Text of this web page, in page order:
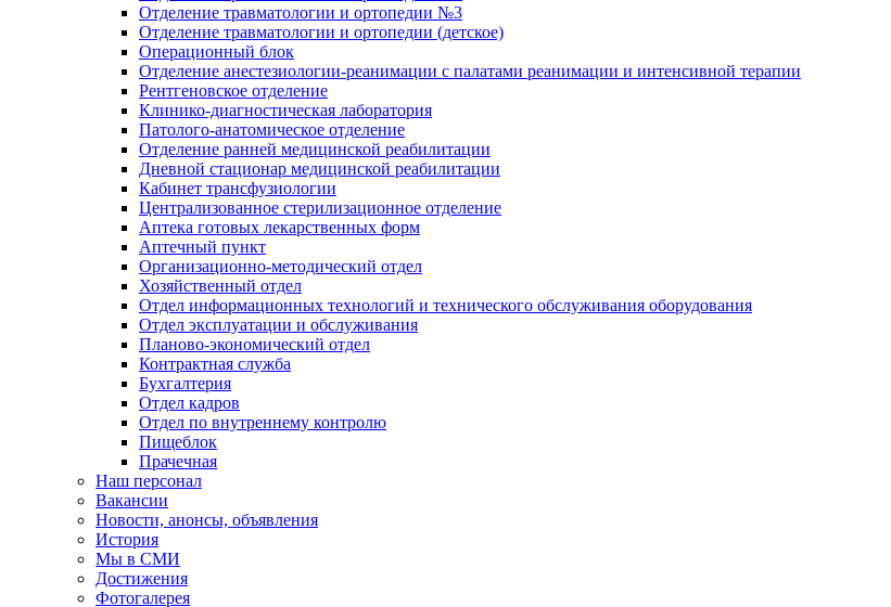
Отделение травматологии и ортопедии №3
Отделение травматологии и ортопедии (детское)
Операционный блок
Отделение анестезиологии-реанимации с палатами реанимации и интенсивной терапии
Рентгеновское отделение
Клинико-диагностическая лаборатория
Патолого-анатомическое отделение
Отделение ранней медицинской реабилитации
Дневной стационар медицинской реабилитации
Кабинет трансфузиологии
Централизованное стерилизационное отделение
Аптека готовых лекарственных форм
Аптечный пункт
Организационно-методический отдел
Хозяйственный отдел
Отдел информационных технологий и технического обслуживания оборудования
Отдел эксплуатации и обслуживания
Планово-экономический отдел
Контрактная служба
Бухгалтерия
Отдел кадров
Отдел по внутреннему контролю
Пищеблок
Прачечная
Наш персонал
Вакансии
Новости, анонсы, объявления
История
Мы в СМИ
Достижения
Фотогалерея